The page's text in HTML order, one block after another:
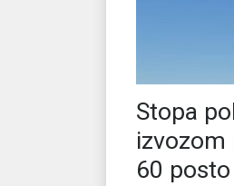
Stopa
izvozom
60 posto